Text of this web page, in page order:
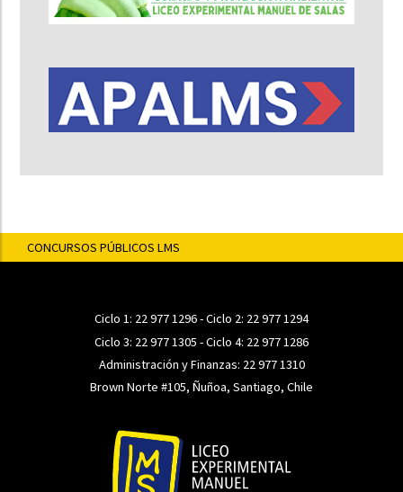
CONCURSOS PÚBLICOS LMS
Ciclo 1: 22 977 1296- Ciclo 2: 22 977 1294
Ciclo 3: 22 977 1305 - Ciclo 4: 22 977 1286
Administración y Finanzas: 22 977 1310
Brown Norte #105, Ñuñoa, Santiago, Chile